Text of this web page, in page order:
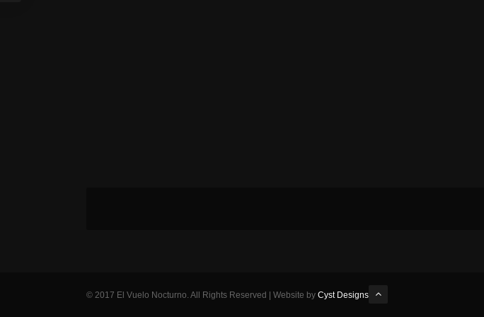
© 2017 El Vuelo Nocturno. All Rights Reserved | Website by Cyst Designs